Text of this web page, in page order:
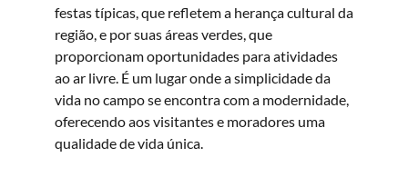
festas típicas, que refletem a herança cultural da
região, e por suas áreas verdes, que
proporcionam oportunidades para atividades
ao ar livre. É um lugar onde a simplicidade da
vida no campo se encontra com a modernidade,
oferecendo aos visitantes e moradores uma
qualidade de vida única.